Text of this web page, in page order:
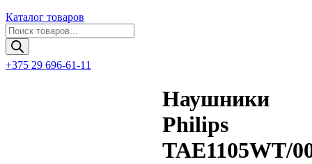
Каталог товаров
Поиск
товаров
+375 29 696-61-11
Наушники
Philips
TAE1105WT/